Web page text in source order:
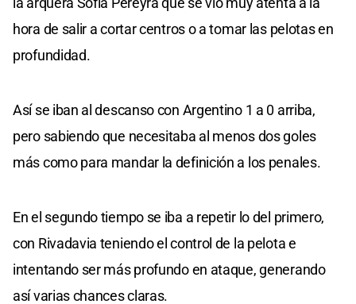
hora de salir a cortar centros o a tomar las pelotas en
profundidad.
Así se iban al descanso con Argentino 1 a 0 arriba,
pero sabiendo que necesitaba al menos dos goles
más como para mandar la definición a los penales.
En el segundo tiempo se iba a repetir lo del primero,
con Rivadavia teniendo el control de la pelota e
intentando ser más profundo en ataque, generando
así varias chances claras.